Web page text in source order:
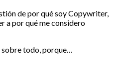
de por qué soy Copywriter,
a por qué me considero
todo, porque…